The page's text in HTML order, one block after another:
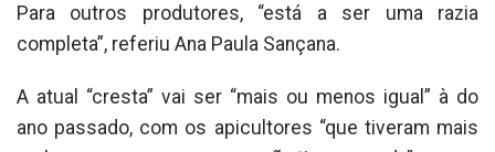
Para outros produtores, “está a ser uma razia
completa”, referiu Ana Paula Sançana.
A atual “cresta” vai ser “mais ou menos igual” à do
ano passado, com os apicultores “que tiveram mais